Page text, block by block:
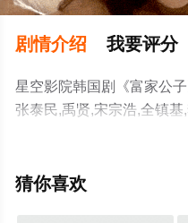
剧情介绍 我要评分
星空影院韩国剧《富家公
张泰民,禹贤,宋宗浩,全镇
杨惠智,尹有善,沈恩真,金
贤,姜南吉,权赫洙,李昌烨,
猜你喜欢